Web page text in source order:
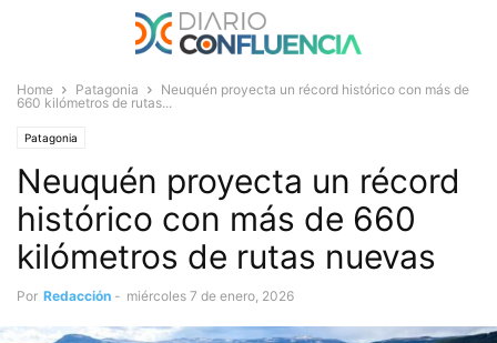
Home Patagonia
Neuquén proyecta un récord histórico con más de
660 kilómetros de rutas...
Patagonia
Neuquén proyecta un récord
histórico con más de 660
kilómetros de rutas nuevas
Por Redacción - miércoles 7 de enero, 2026